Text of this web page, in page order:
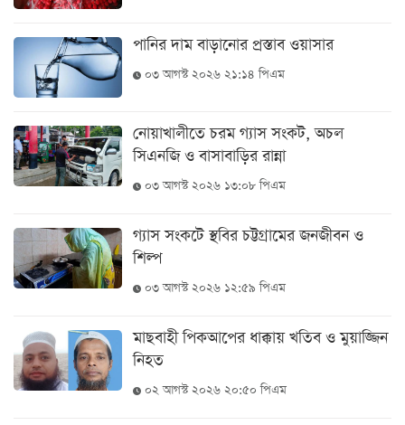
জাতীয়
রাজনীতি
অর্থনীতি
আন্তর্জাতিক
সারাদেশ
খেলা
বিনোদন
লাইফ
শিক্ষা
তথ্যপ্রযুক্তি
‎পানির দাম বাড়ানোর প্রস্তাব ওয়াসার
০৩ আগস্ট ২০২৬ ২১:১৪ পিএম
নোয়াখালীতে চরম গ্যাস সংকট, অচল
সিএনজি ও বাসাবাড়ির রান্না
০৩ আগস্ট ২০২৬ ১৩:০৮ পিএম
গ্যাস সংকটে স্থবির চট্টগ্রামের জনজীবন ও
শিল্প
০৩ আগস্ট ২০২৬ ১২:৫৯ পিএম
মাছবাহী পিকআপের ধাক্কায় খতিব ও মুয়াজ্জিন
নিহত
০২ আগস্ট ২০২৬ ২০:৫০ পিএম